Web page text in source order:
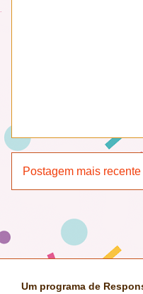
Postagem mais recente
Um programa de